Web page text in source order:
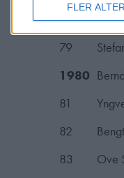
FLER
78
79
1980
81
82
83
Ove